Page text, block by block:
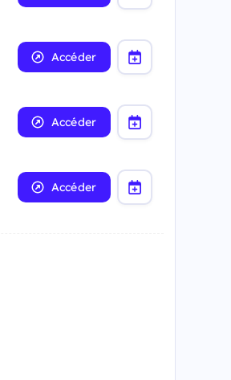
Accéder
Accéder
Accéder